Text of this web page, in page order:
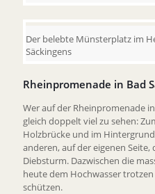
Der belebte Münsterplatz im
Säckingens
Rheinpromenade in Bad
Wer auf der Rheinpromenade
gleich doppelt viel zu sehen:
Holzbrücke und im
anderen, auf der eigenen
Diebsturm. Dazwischen die
heute dem Hochwasser
schützen.